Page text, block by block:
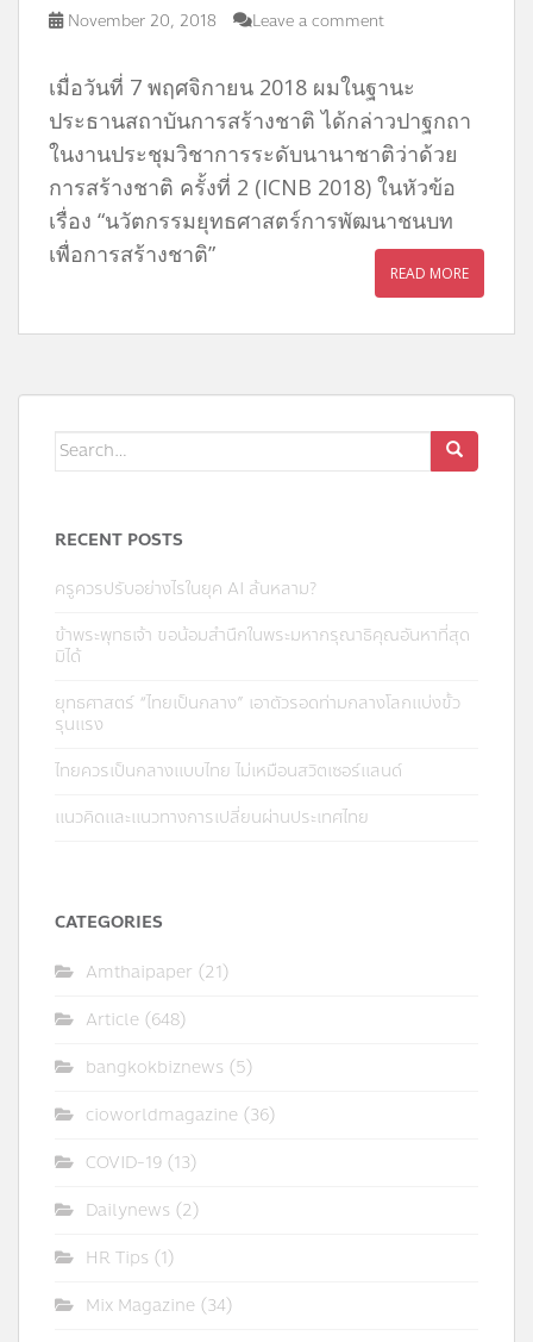
November 20, 2018 Leave a comment
เมื่อวันที่ 7 พฤศจิกายน 2018 ผมในฐานะ
ประธานสถาบันการสร้างชาติ ได้กล่าวปาฐกถา
ในงานประชุมวิชาการระดับนานาชาติว่าด้วย
การสร้างชาติ ครั้งที่ 2 (ICNB 2018) ในหัวข้อ
เรื่อง “นวัตกรรมยุทธศาสตร์การพัฒนาชนบท
เพื่อการสร้างชาติ”
READ MORE
Search
for:
RECENT POSTS
ครูควรปรับอย่างไรในยุค AI ล้นหลาม?
ข้าพระพุทธเจ้า ขอน้อมสำนึกในพระมหากรุณาธิคุณอันหาที่สุด
มิได้
ยุทธศาสตร์ “ไทยเป็นกลาง” เอาตัวรอดท่ามกลางโลกแบ่งขั้ว
รุนแรง
ไทยควรเป็นกลางแบบไทย ไม่เหมือนสวิตเซอร์แลนด์
แนวคิดและแนวทางการเปลี่ยนผ่านประเทศไทย
CATEGORIES
Amthaipaper (21)
Article (648)
bangkokbiznews (5)
cioworldmagazine (36)
COVID-19 (13)
Dailynews (2)
HR Tips (1)
Mix Magazine (34)